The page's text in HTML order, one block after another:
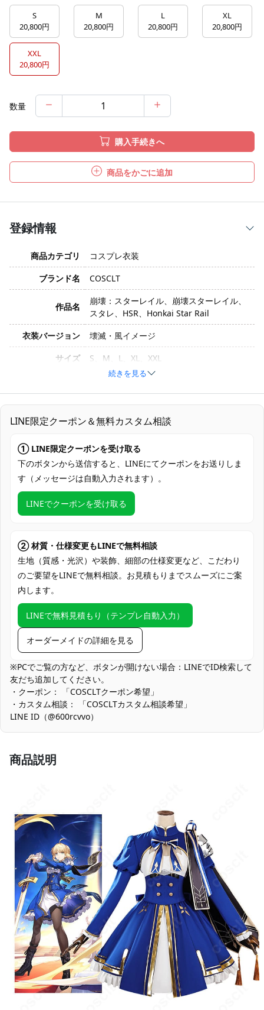
S
20,800円
M
20,800円
L
20,800円
XL
20,800円
XXL
20,800円
数量
購入手続きへ
商品をかごに追加
登録情報
商品カテゴリ
コスプレ衣装
ブランド名
COSCLT
作品名
崩壊：スターレイル、崩壊スターレイル、
スタレ、HSR、Honkai Star Rail
衣装バージョン
壊滅・風イメージ
サイズ
S、M、L、XL、XXL
コスプレ専用生地
トップス、スカート、背部蝶結び、肩飾
り、髪飾り、靴下
発送予定
（※土日祝除く）、合計で12～22営業日程
度でお届け
クレジットカード（VISA、Master、JCB、
Discover、AMERICAN EXPRESS）、
PayPal、銀行振込
使用場所
など屋外イベント、スタジオ撮影会、ハロ
ウィン仮装、コスプレ交流会・オフ会、学
園祭・文化祭ステージ、テーマカフェ来
店、SNS配信・ショート動画撮影、ロケー
コスプレ対象
コスプレ愛好家、アニメや漫画、ゲームフ
ァン、出演者
他の衣類と同じく、清潔に乾燥を保ち、鋭
い物によっての破れを避けてください。
商品状態
新品未使用
フィットと可動の両立：美シルエットを保つためウエスト周りは
ややフィット感があります。長時間着用やダンスを行う場合は、
背部蝶結びでの微調整とインナーの併用で快適性を高めてくださ
続きを見る
LINE限定クーポン＆無料カスタム相談
① LINE限定クーポンを受け取る
下のボタンから送信すると、LINEにてクーポンをお送りしま
す（メッセージは自動入力されます）。
LINEでクーポンを受け取る
② 材質・仕様変更もLINEで無料相談
生地（質感・光沢）や装飾、細部の仕様変更など、こだわり
のご要望をLINEで無料相談。お見積もりまでスムーズにご案
内します。
LINEで無料見積もり（テンプレ自動入力）
オーダーメイドの詳細を見る
※PCでご覧の方など、ボタンが開けない場合：LINEでID検索して
友だち追加してください。
・クーポン： 「COSCLTクーポン希望」
・カスタム相談： 「COSCLTカスタム相談希望」
LINE ID（@600rcvvo）
商品説明